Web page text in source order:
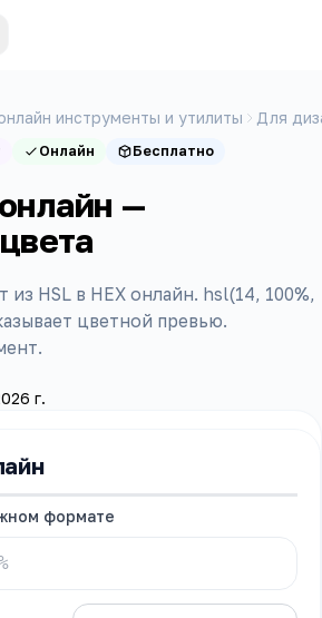
инструменты и утилиты Для
Онлайн Бесплатно
—
HSL в HEX онлайн. hsl(14, 100%,
цветной превью.
г.
формате